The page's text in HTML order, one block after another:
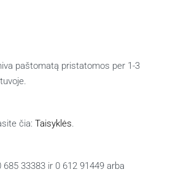
paštomatą pristatomos per 1-3
čia: Taisyklės.
33383 ir 0 612 91449 arba